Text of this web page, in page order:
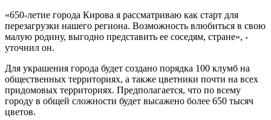
«650-летие города Кирова я рассматриваю как старт для
перезагрузки нашего региона. Возможность влюбиться в свою
малую родину, выгодно представить ее соседям, стране», -
уточнил он.
Для украшения города будет создано порядка 100 клумб на
общественных территориях, а также цветники почти на всех
придомовых территориях. Предполагается, что по всему
городу в общей сложности будет высажено более 650 тысяч
цветов.